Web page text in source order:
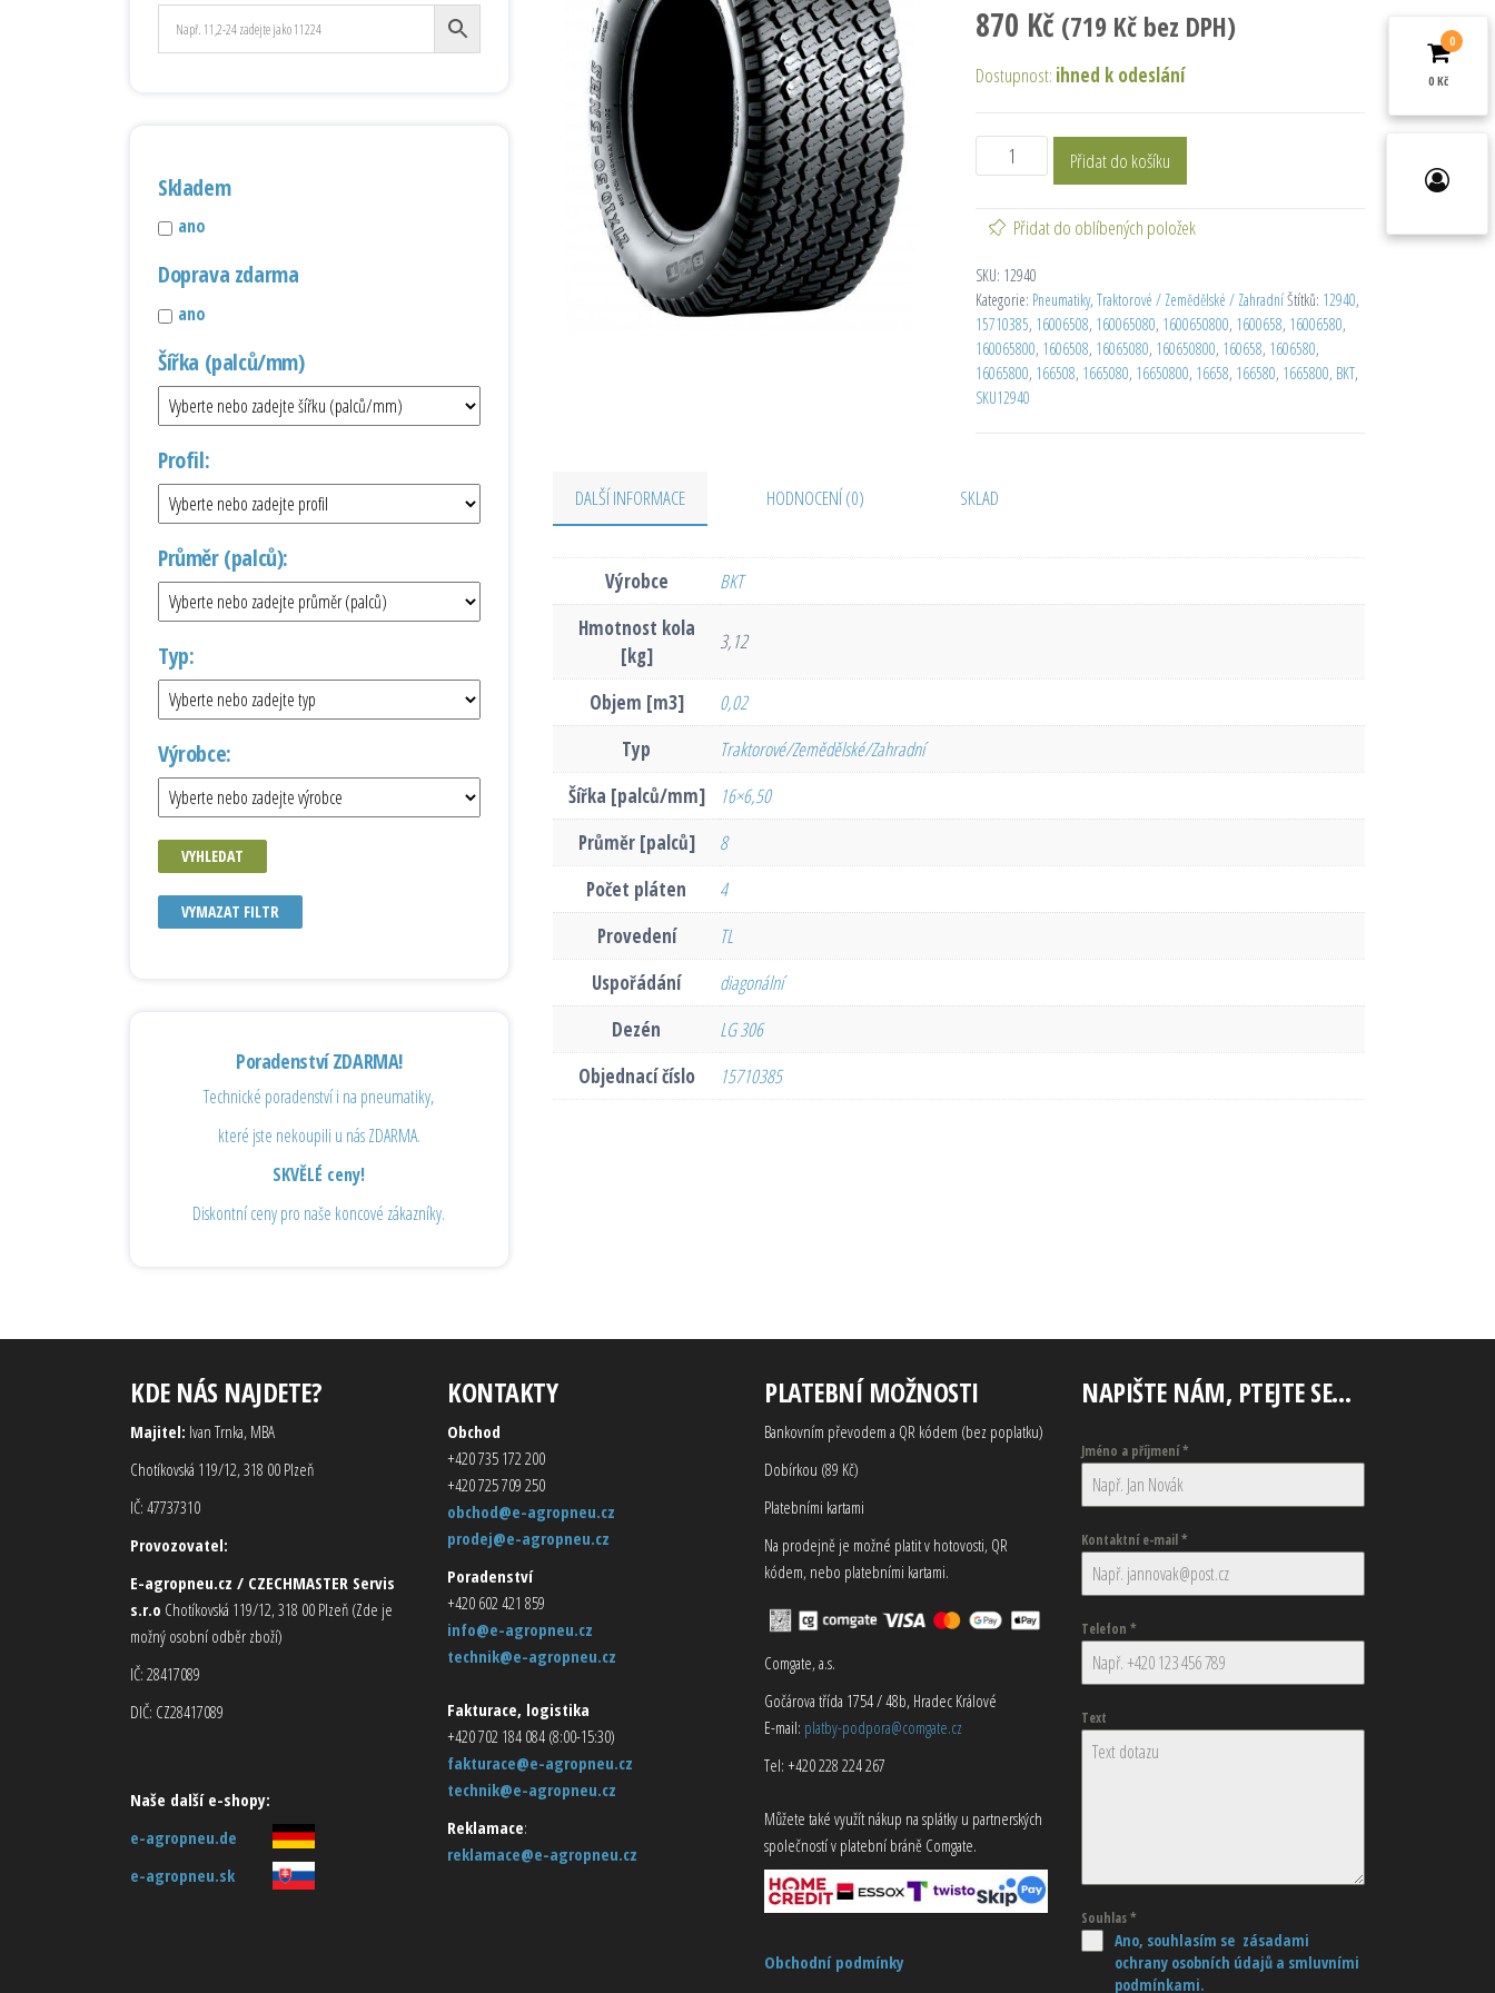
870 Kč (719 Kčbez DPH)
Dostupnost: ihned k odeslání
Přidat do košíku
Přidat do oblíbených položek
SKU: 12940
Kategorie: Pneumatiky, Traktorové / Zemědělské / ZahradníŠtítků: 12940,
15710385, 16006508, 160065080, 1600650800, 1600658, 16006580,
160065800, 1606508, 16065080, 160650800, 160658, 1606580,
16065800, 166508, 1665080, 16650800, 16658, 166580, 1665800, BKT,
SKU12940
DALŠÍ INFORMACE HODNOCENÍ (0) SKLAD
Výrobce
BKT
Hmotnost kola
[kg]
3,12
Objem [m3]
0,02
Typ
Traktorové/Zemědělské/Zahradní
Šířka [palců/mm]
16×6,50
Průměr [palců]
8
Počet pláten
4
Provedení
TL
Uspořádání
diagonální
Dezén
LG 306
Objednací číslo
15710385
Skladem
ano
Doprava zdarma
ano
Šířka (palců/mm)
Profil:
Průměr (palců):
Typ:
Výrobce:
VYHLEDAT
VYMAZAT FILTR
Poradenství ZDARMA!
Technické poradenství i na pneumatiky,
které jste nekoupili u nás ZDARMA.
SKVĚLÉ ceny!
Diskontní ceny pro naše koncové zákazníky.
KDE NÁS NAJDETE?
Majitel: Ivan Trnka, MBA
Chotíkovská 119/12, 318 00 Plzeň
IČ: 47737310
Provozovatel:
E-agropneu.cz / CZECHMASTER Servis
s.r.o Chotíkovská 119/12, 318 00 Plzeň (Zde je
možný osobní odběr zboží)
IČ: 28417089
DIČ: CZ28417089
Naše další e-shopy:
e-agropneu.de
e-agropneu.sk
KONTAKTY
Obchod
+420 735 172 200
+420 725 709 250
obchod@e-agropneu.cz
prodej@e-agropneu.cz
Poradenství
+420 602 421 859
info@e-agropneu.cz
technik@e-agropneu.cz
Fakturace, logistika
+420 702 184 084 (8:00-15:30)
fakturace@e-agropneu.cz
technik@e-agropneu.cz
Reklamace:
reklamace@e-agropneu.cz
PLATEBNÍ MOŽNOSTI
Bankovním převodem a QR kódem (bez poplatku)
Dobírkou (89 Kč)
Platebními kartami
Na prodejně je možné platit v hotovosti, QR
kódem, nebo platebními kartami.
Comgate, a.s.
Gočárova třída 1754 / 48b, Hradec Králové
E-mail: platby-podpora@comgate.cz
Tel: +420 228 224 267
Můžete také využít nákup na splátky u partnerských
společností v platební bráně Comgate.
Obchodní podmínky
NAPIŠTE NÁM, PTEJTE SE…
Jméno a příjmení*
Kontaktní e-mail*
Telefon *
Text
Souhlas*
Ano, souhlasím se zásadami
ochrany osobních údajů a smluvními
podmínkami.
0
0 Kč